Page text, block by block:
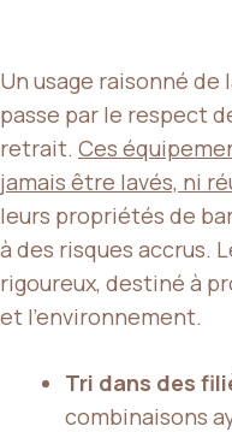
Un usage raisonné de
passe par le respect
retrait. Ces
jamais être lavés, ni
leurs propriétés de
à des risques accrus.
rigoureux, destiné à
et l’environnement.
Tri dans des
combinaisons